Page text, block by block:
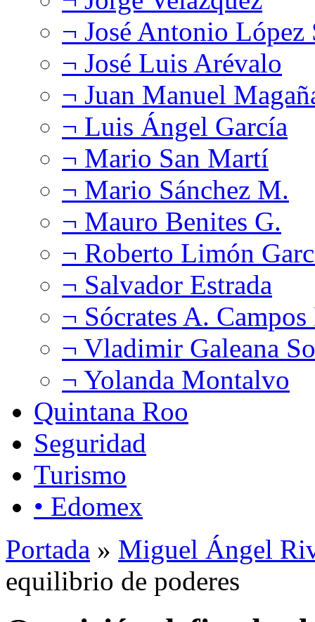
¬ José Antonio López
¬ José Luis Arévalo
¬ Juan Manuel
¬ Luis Ángel García
¬ Mario San Martí
¬ Mario Sánchez M.
¬ Mauro Benites G.
¬ Roberto Limón
¬ Salvador Estrada
¬ Sócrates A.
¬ Vladimir Galeana
¬ Yolanda Montalvo
Quintana Roo
Seguridad
Turismo
• Edomex
Portada » Miguel Ángel
equilibrio de poderes